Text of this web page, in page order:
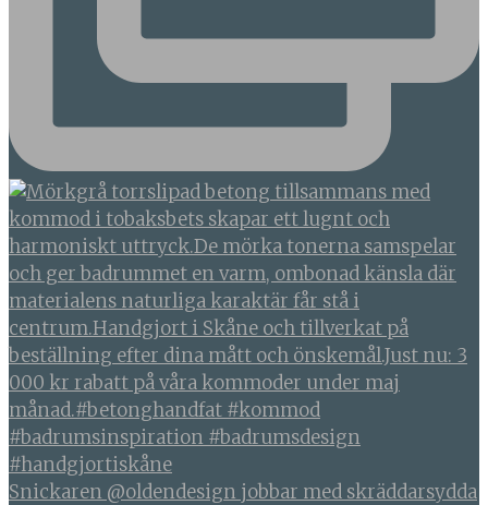
Snickaren @oldendesign jobbar med skräddarsydda